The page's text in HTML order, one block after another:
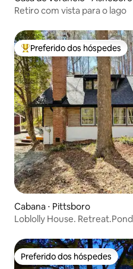
Retiro com vista para o lago
Entre os melhores
Preferido dos hóspedes
Cabana ⋅ Pittsboro
Loblolly House.
Preferido dos hóspedes
Preferido dos hóspedes